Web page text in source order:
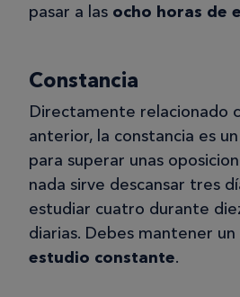
pasar a las ocho horas de
Constancia
Directamente relacionado
anterior, la constancia es
para superar unas
nada sirve descansar tres
estudiar cuatro durante
diarias. Debes mantener un
estudio constante.